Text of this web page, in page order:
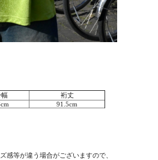
裄丈
91.5cm
感等が違う場合がございますので、